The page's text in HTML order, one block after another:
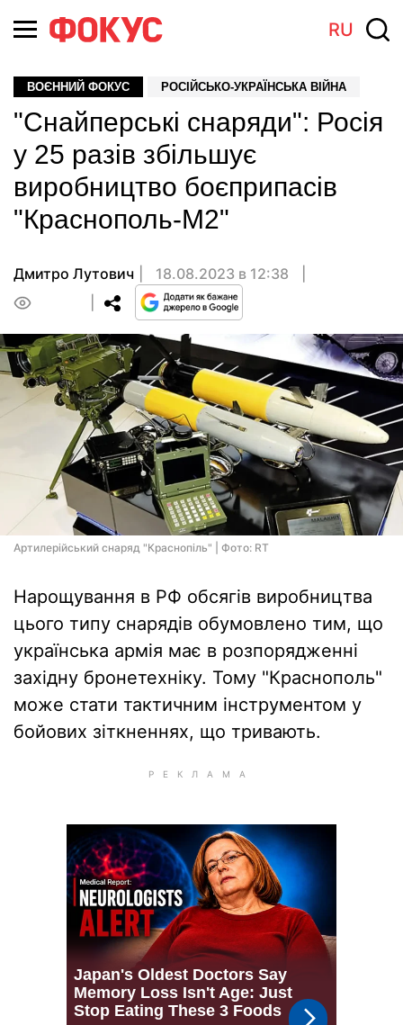
RU
ВОЄННИЙ ФОКУС РОСІЙСЬКО-УКРАЇНСЬКА ВІЙНА
"Снайперські снаряди": Росія
у 25 разів збільшує
виробництво боєприпасів
"Краснополь-М2"
Дмитро Лутович
18.08.2023 в 12:38
Артилерійський снаряд "Краснопіль" | Фото: RT
Нарощування в РФ обсягів виробництва
цього типу снарядів обумовлено тим, що
українська армія має в розпорядженні
західну бронетехніку. Тому "Краснополь"
може стати тактичним інструментом у
бойових зіткненнях, що тривають.